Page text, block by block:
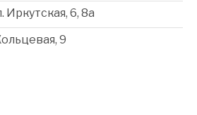
Иркутская, 6, 8a
9